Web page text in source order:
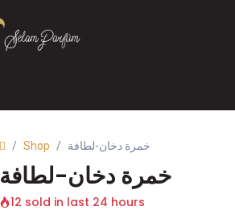
Shop خمرة دخان-لطافة
خمرة دخان-لطافة
12 sold in last 24 hours